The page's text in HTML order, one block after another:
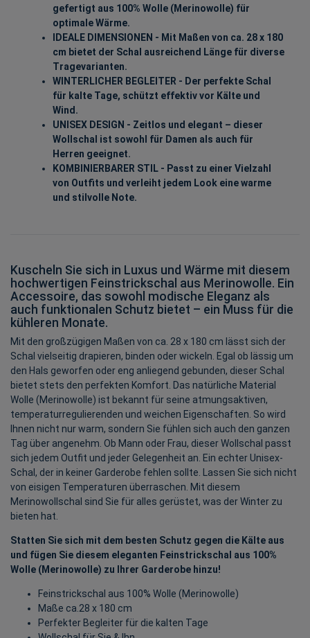
gefertigt aus 100% Wolle (Merinowolle) für
optimale Wärme.
IDEALE DIMENSIONEN - Mit Maßen von ca. 28 x 180
cm bietet der Schal ausreichend Länge für diverse
Tragevarianten.
WINTERLICHER BEGLEITER - Der perfekte Schal
für kalte Tage, schützt effektiv vor Kälte und
Wind.
UNISEX DESIGN - Zeitlos und elegant – dieser
Wollschal ist sowohl für Damen als auch für
Herren geeignet.
KOMBINIERBARER STIL - Passt zu einer Vielzahl
von Outfits und verleiht jedem Look eine warme
und stilvolle Note.
Kuscheln Sie sich in Luxus und Wärme mit diesem
hochwertigen Feinstrickschal aus Merinowolle. Ein
Accessoire, das sowohl modische Eleganz als
auch funktionalen Schutz bietet – ein Muss für die
kühleren Monate.
Mit den großzügigen Maßen von ca. 28 x 180 cm lässt sich der
Schal vielseitig drapieren, binden oder wickeln. Egal ob lässig um
den Hals geworfen oder eng anliegend gebunden, dieser Schal
bietet stets den perfekten Komfort. Das natürliche Material
Wolle (Merinowolle) ist bekannt für seine atmungsaktiven,
temperaturregulierenden und weichen Eigenschaften. So wird
Ihnen nicht nur warm, sondern Sie fühlen sich auch den ganzen
Tag über angenehm. Ob Mann oder Frau, dieser Wollschal passt
sich jedem Outfit und jeder Gelegenheit an. Ein echter Unisex-
Schal, der in keiner Garderobe fehlen sollte. Lassen Sie sich nicht
von eisigen Temperaturen überraschen. Mit diesem
Merinowollschal sind Sie für alles gerüstet, was der Winter zu
bieten hat.
Statten Sie sich mit dem besten Schutz gegen die Kälte aus
und fügen Sie diesem eleganten Feinstrickschal aus 100%
Wolle (Merinowolle) zu Ihrer Garderobe hinzu!
Feinstrickschal aus 100% Wolle (Merinowolle)
Maße ca.28 x 180 cm
Perfekter Begleiter für die kalten Tage